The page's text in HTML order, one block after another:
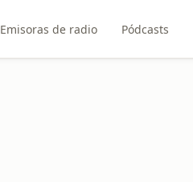
Emisoras de radio Pódcasts